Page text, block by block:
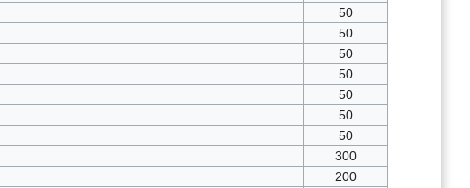
50
50
50
50
50
50
50
300
200